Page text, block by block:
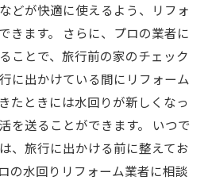
どが快適に使えるよう、リフォ
きます。 さらに、プロの業者に
ことで、旅行前の家のチェック
に出かけている間にリフォーム
たときには水回りが新しくなっ
を送ることができます。 いつで
、旅行に出かける前に整えてお
の水回りリフォーム業者に相談